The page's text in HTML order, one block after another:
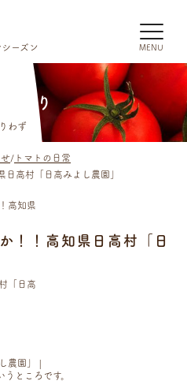
MENU
より
/ トマトの日常
日高村「日高みよし農園」
！！高知県日高村「日
ところです。